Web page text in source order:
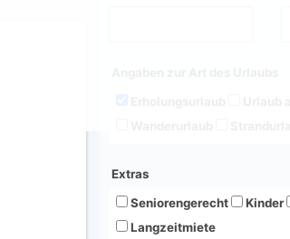
Extras
Seniorengerecht
Kinder
Langzeitmiete